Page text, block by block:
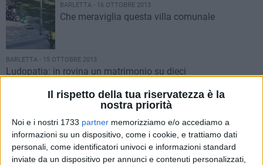
Il rispetto della tua riservatezza è la
nostra priorità
Noi e i nostri 1733 partner memorizziamo e/o accediamo a
informazioni su un dispositivo, come i cookie, e trattiamo dati
personali, come identificatori univoci e informazioni standard
inviate da un dispositivo per annunci e contenuti personalizzati,
BARLETTA - 16 OTTOBRE 2013
Che meraviglia questa villa comunale
BARLETTA - 15 OTTOBRE 2013
Ludopatia: in rovina un matrimonio su dieci
Piano finanziario 2013: oltre 14 milioni di euro
da recuperare con la Tares
BARLETTA - 14 OTTOBRE 2013
La generazione a testa bassa